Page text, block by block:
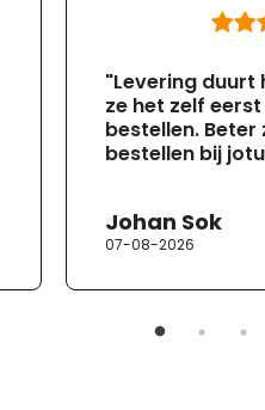
"Levering duurt
ze het zelf
bestellen.
bestellen bij
Johan Sok
07-08-2026